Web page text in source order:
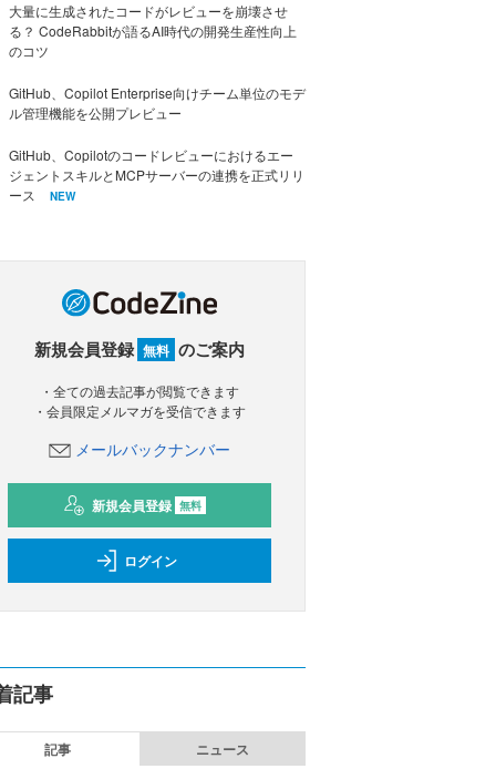
大量に生成されたコードがレビューを崩壊させ
る？ CodeRabbitが語るAI時代の開発生産性向上
のコツ
GitHub、Copilot Enterprise向けチーム単位のモデ
ル管理機能を公開プレビュー
GitHub、Copilotのコードレビューにおけるエー
ジェントスキルとMCPサーバーの連携を正式リリ
ース
NEW
新規会員登録 無料 のご案内
・全ての過去記事が閲覧できます
・会員限定メルマガを受信できます
メールバックナンバー
新規会員登録 無料
ログイン
記事
記事 ニュース